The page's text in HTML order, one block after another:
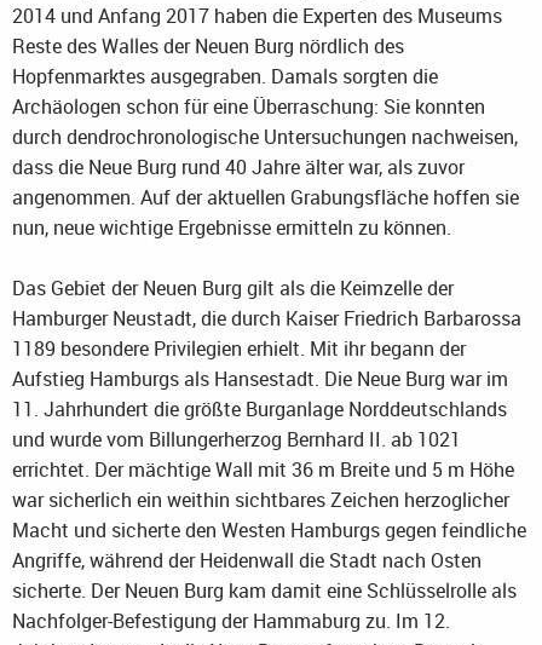
2014 und Anfang 2017 haben die Experten des Museums
Reste des Walles der Neuen Burg nördlich des
Hopfenmarktes ausgegraben. Damals sorgten die
Archäologen schon für eine Überraschung: Sie konnten
durch dendrochronologische Untersuchungen nachweisen,
dass die Neue Burg rund 40 Jahre älter war, als zuvor
angenommen. Auf der aktuellen Grabungsfläche hoffen sie
nun, neue wichtige Ergebnisse ermitteln zu können.
Das Gebiet der Neuen Burg gilt als die Keimzelle der
Hamburger Neustadt, die durch Kaiser Friedrich Barbarossa
1189 besondere Privilegien erhielt. Mit ihr begann der
Aufstieg Hamburgs als Hansestadt. Die Neue Burg war im
11. Jahrhundert die größte Burganlage Norddeutschlands
und wurde vom Billungerherzog Bernhard II. ab 1021
errichtet. Der mächtige Wall mit 36 m Breite und 5 m Höhe
war sicherlich ein weithin sichtbares Zeichen herzoglicher
Macht und sicherte den Westen Hamburgs gegen feindliche
Angriffe, während der Heidenwall die Stadt nach Osten
sicherte. Der Neuen Burg kam damit eine Schlüsselrolle als
Nachfolger-Befestigung der Hammaburg zu. Im 12.